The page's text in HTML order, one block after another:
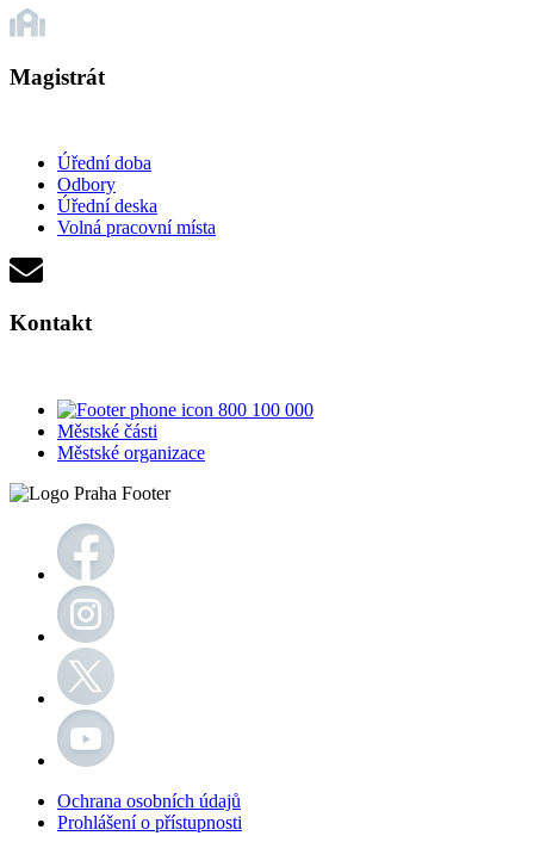
Magistrát
Úřední doba
Odbory
Úřední deska
Volná pracovní místa
Kontakt
800 100 000
Městské části
Městské organizace
Ochrana osobních údajů
Prohlášení o přístupnosti